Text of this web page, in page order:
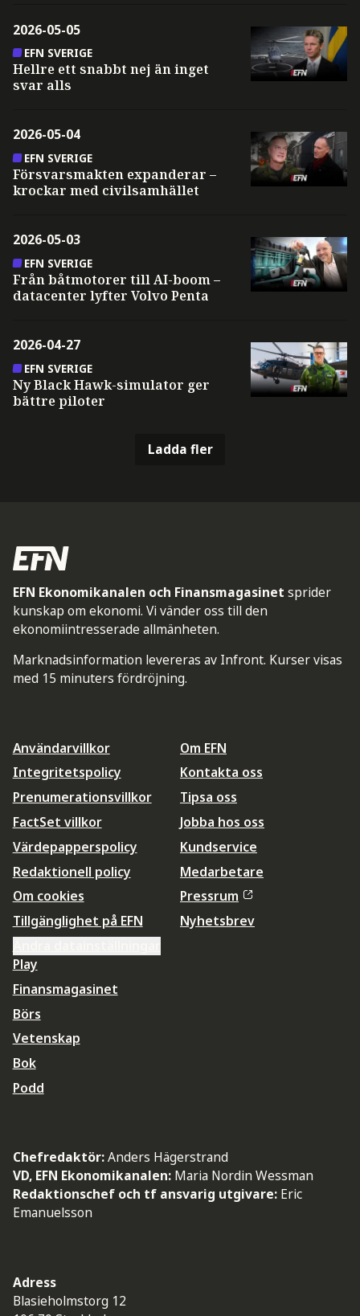
2026-05-05
EFN SVERIGE
Hellre ett snabbt nej än inget
svar alls
2026-05-04
EFN SVERIGE
Försvarsmakten expanderar –
krockar med civilsamhället
2026-05-03
EFN SVERIGE
Från båtmotorer till AI-boom –
datacenter lyfter Volvo Penta
2026-04-27
EFN SVERIGE
Ny Black Hawk-simulator ger
bättre piloter
Ladda fler
EFN Ekonomikanalen och Finansmagasinet sprider
kunskap om ekonomi. Vi vänder oss till den
ekonomiintresserade allmänheten.
Marknadsinformation levereras av Infront. Kurser visas
med 15 minuters fördröjning.
Användarvillkor
Integritetspolicy
Prenumerationsvillkor
FactSet villkor
Värdepapperspolicy
Redaktionell policy
Om cookies
Tillgänglighet på EFN
Om EFN
Kontakta oss
Tipsa oss
Jobba hos oss
Kundservice
Medarbetare
Pressrum
Nyhetsbrev
Play
Finansmagasinet
Börs
Vetenskap
Bok
Podd
Chefredaktör:Anders Hägerstrand
VD, EFN Ekonomikanalen: Maria Nordin Wessman
Redaktionschef och tf ansvarig utgivare: Eric
Emanuelsson
Adress
Blasieholmstorg 12